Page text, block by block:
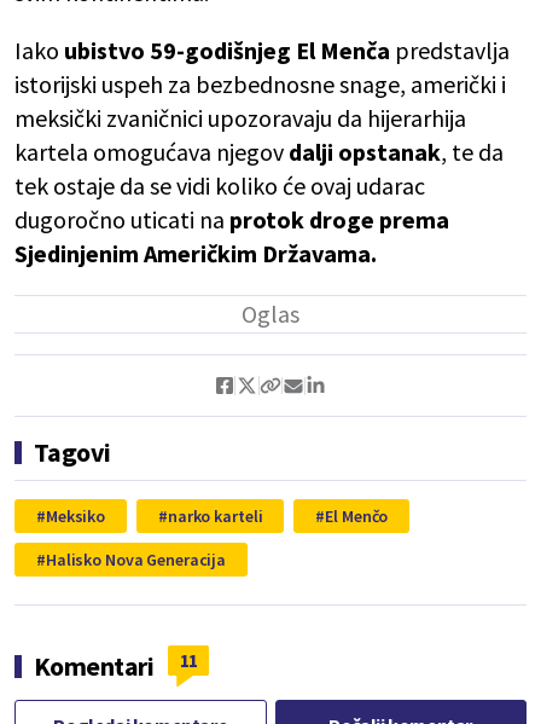
Iako ubistvo 59-godišnjeg El Menča predstavlja
istorijski uspeh za bezbednosne snage, američki i
meksički zvaničnici upozoravaju da hijerarhija
kartela omogućava njegov dalji opstanak, te da
tek ostaje da se vidi koliko će ovaj udarac
dugoročno uticati na protok droge prema
Sjedinjenim Američkim Državama.
Tagovi
Meksiko narko karteli
El Menčo
Halisko Nova Generacija
Komentari 11